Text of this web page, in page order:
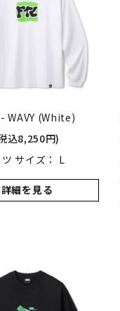
WAVY (White)
込8,250円)
サイズ： L
詳細を見る